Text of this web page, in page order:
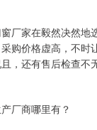
厂家在毅然决然
购价格虚高，不
，还有售后检查
厂商哪里有？